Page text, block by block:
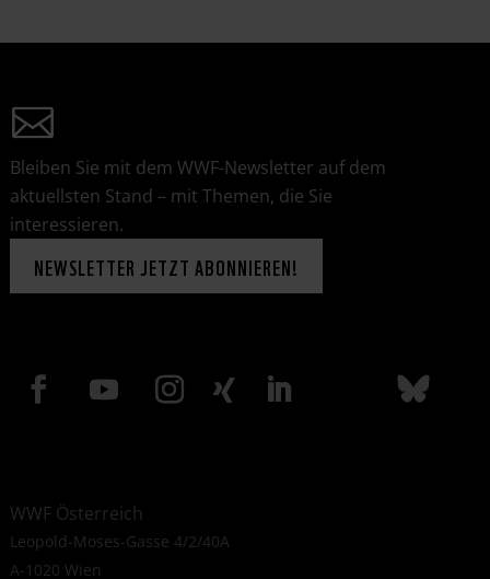
Bleiben Sie mit dem WWF-Newsletter auf dem
aktuellsten Stand – mit Themen, die Sie
interessieren.
NEWSLETTER JETZT ABONNIEREN!
WWF Österreich
Leopold-Moses-Gasse 4/2/40A
A-1020 Wien